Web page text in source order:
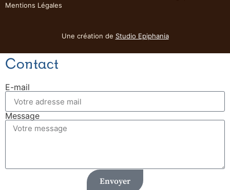
Mentions Légales
Une création de Studio Epiphania
Contact
E-mail
Message
Envoyer